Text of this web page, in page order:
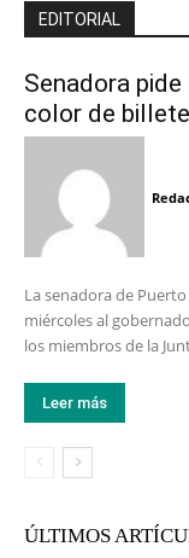
EDITORIAL
Senadora
color de
La senadora de
miércoles al
los miembros de la
Leer más
ÚLTIMOS